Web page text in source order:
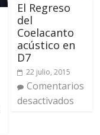
El Regreso
del
Coelacanto
acústico en
D7
22 julio, 2015
Comentarios
desactivados